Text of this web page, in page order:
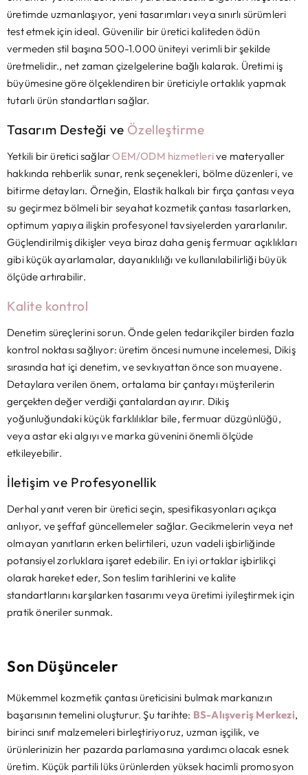
üretimde uzmanlaşıyor, yeni tasarımları veya sınırlı sürümleri
test etmek için ideal. Güvenilir bir üretici kaliteden ödün
vermeden stil başına 500-1.000 üniteyi verimli bir şekilde
üretmelidir., net zaman çizelgelerine bağlı kalarak. Üretimi iş
büyümesine göre ölçeklendiren bir üreticiyle ortaklık yapmak
tutarlı ürün standartları sağlar.
Tasarım Desteği ve Özelleştirme
Yetkili bir üretici sağlarOEM/ODM hizmetlerive materyaller
hakkında rehberlik sunar, renk seçenekleri, bölme düzenleri, ve
bitirme detayları. Örneğin, Elastik halkalı bir fırça çantası veya
su geçirmez bölmeli bir seyahat kozmetik çantası tasarlarken,
optimum yapıya ilişkin profesyonel tavsiyelerden yararlanılır.
Güçlendirilmiş dikişler veya biraz daha geniş fermuar açıklıkları
gibi küçük ayarlamalar, dayanıklılığı ve kullanılabilirliği büyük
ölçüde artırabilir.
Kalite kontrol
Denetim süreçlerini sorun. Önde gelen tedarikçiler birden fazla
kontrol noktası sağlıyor: üretim öncesi numune incelemesi, Dikiş
sırasında hat içi denetim, ve sevkıyattan önce son muayene.
Detaylara verilen önem, ortalama bir çantayı müşterilerin
gerçekten değer verdiği çantalardan ayırır. Dikiş
yoğunluğundaki küçük farklılıklar bile, fermuar düzgünlüğü,
veya astar eki algıyı ve marka güvenini önemli ölçüde
etkileyebilir.
İletişim ve Profesyonellik
Derhal yanıt veren bir üretici seçin, spesifikasyonları açıkça
anlıyor, ve şeffaf güncellemeler sağlar. Gecikmelerin veya net
olmayan yanıtların erken belirtileri, uzun vadeli işbirliğinde
potansiyel zorluklara işaret edebilir. En iyi ortaklar işbirlikçi
olarak hareket eder, Son teslim tarihlerini ve kalite
standartlarını karşılarken tasarımı veya üretimi iyileştirmek için
pratik öneriler sunmak.
Son Düşünceler
Mükemmel kozmetik çantası üreticisini bulmak markanızın
başarısının temelini oluşturur. Şu tarihte: BS-Alışveriş Merkezi,
birinci sınıf malzemeleri birleştiriyoruz, uzman işçilik, ve
ürünlerinizin her pazarda parlamasına yardımcı olacak esnek
üretim. Küçük partili lüks ürünlerden yüksek hacimli promosyon